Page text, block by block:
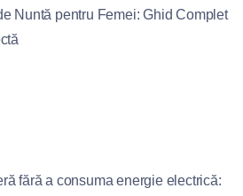
Nuntă pentru Femei: Ghid Complet
fără a consuma energie electrică: